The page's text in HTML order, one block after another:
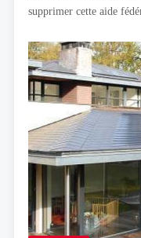
supprimer cette aide